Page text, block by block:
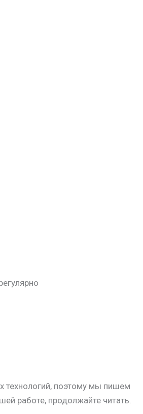
технологий, поэтому мы пишем
работе, продолжайте читать.